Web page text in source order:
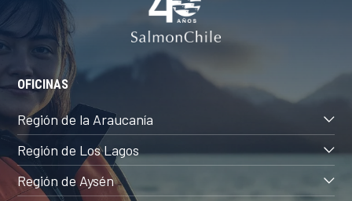
OFICINAS
Región de la Araucanía
Región de Los Lagos
Región de Aysén